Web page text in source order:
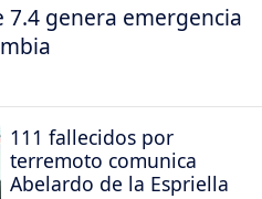
genera emergencia
111 fallecidos por
terremoto comunica
Abelardo de la Espriella